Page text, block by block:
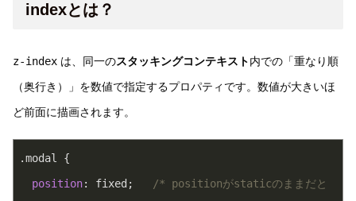
indexとは？
z-index は、同一のスタッキングコンテキスト内での「重なり順
（奥行き）」を数値で指定するプロパティです。数値が大きいほ
ど前面に描画されます。
.modal
{
position: fixed;
/* positionがstaticのままだと